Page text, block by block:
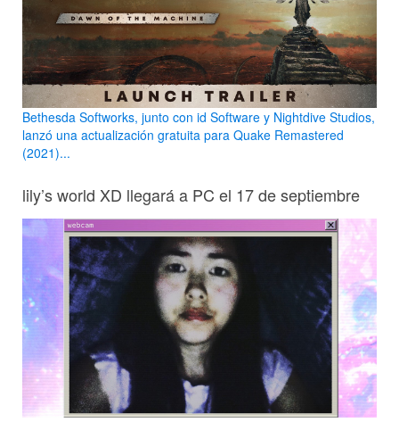
Bethesda Softworks, junto con id Software y Nightdive Studios,
lanzó una actualización gratuita para Quake Remastered
(2021)...
lily’s world XD llegará a PC el 17 de septiembre